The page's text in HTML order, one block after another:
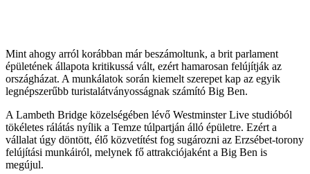
Mint ahogy arról korábban már beszámoltunk, a brit parlament
épületének állapota kritikussá vált, ezért hamarosan felújítják az
országházat. A munkálatok során kiemelt szerepet kap az egyik
legnépszerűbb turistalátványosságnak számító Big Ben.
A Lambeth Bridge közelségében lévő Westminster Live studióból
tökéletes rálátás nyílik a Temze túlpartján álló épületre. Ezért a
vállalat úgy döntött, élő közvetítést fog sugározni az Erzsébet-torony
felújítási munkáiról, melynek fő attrakciójaként a Big Ben is
megújul.